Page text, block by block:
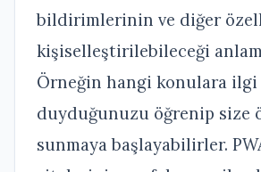
bildirimlerinin ve diğer
kişiselleştirilebileceği
Örneğin hangi konulara ilgi
duyduğunuzu öğrenip size
sunmaya başlayabilirler.